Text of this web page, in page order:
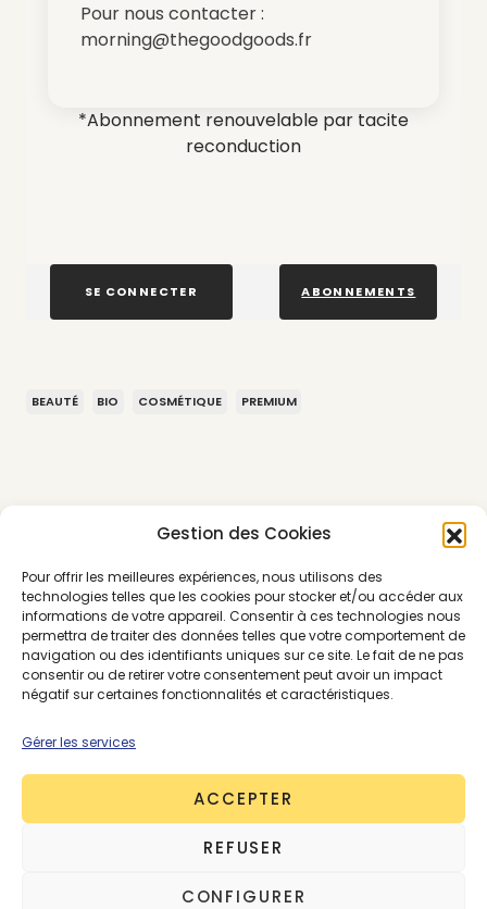
Gestion des Cookies
Pour offrir les meilleures expériences, nous utilisons des
technologies telles que les cookies pour stocker et/ou accéder aux
informations de votre appareil. Consentir à ces technologies nous
permettra de traiter des données telles que votre comportement de
navigation ou des identifiants uniques sur ce site. Le fait de ne pas
consentir ou de retirer votre consentement peut avoir un impact
négatif sur certaines fonctionnalités et caractéristiques.
Gérer les services
ACCEPTER
REFUSER
CONFIGURER
Pour nous contacter :
morning@thegoodgoods.fr
*Abonnement renouvelable par tacite
reconduction
SE CONNECTER ABONNEMENTS
BEAUTÉ BIO COSMÉTIQUE PREMIUM
About the Author
Sarah Dupont
29 posts